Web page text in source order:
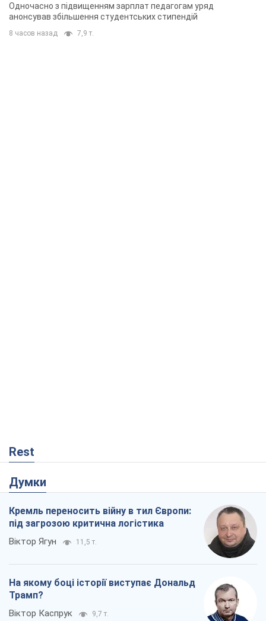
Одночасно з підвищенням зарплат педагогам уряд
анонсував збільшення студентських стипендій
8 часов назад 7,9 т.
Rest
Думки
Кремль переносить війну в тил Європи:
під загрозою критична логістика
Віктор Ягун 11,5 т.
На якому боці історії виступає Дональд
Трамп?
Віктор Каспрук 9,7 т.